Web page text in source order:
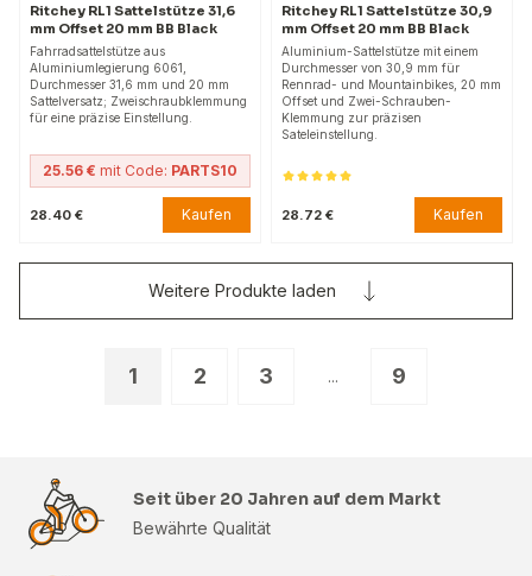
Ritchey RL1 Sattelstütze 31,6
mm Offset 20 mm BB Black
Fahrradsattelstütze aus
Aluminiumlegierung 6061,
Durchmesser 31,6 mm und 20 mm
Sattelversatz; Zweischraubklemmung
für eine präzise Einstellung.
25.56 € mit Code: PARTS10
28.40 € Kaufen
Ritchey RL1 Sattelstütze 30,9
mm Offset 20 mm BB Black
Aluminium-Sattelstütze mit einem
Durchmesser von 30,9 mm für
Rennrad- und Mountainbikes, 20 mm
Offset und Zwei-Schrauben-
Klemmung zur präzisen
Sateleinstellung.
28.72 € Kaufen
1 2 3 ... 9
Weitere Produkte laden
Seit über 20 Jahren auf dem Markt
Bewährte Qualität